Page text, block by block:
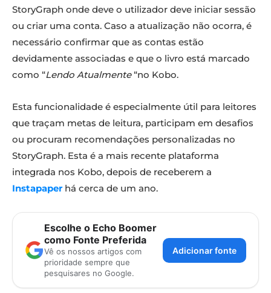
StoryGraph onde deve o utilizador deve iniciar sessão
ou criar uma conta. Caso a atualização não ocorra, é
necessário confirmar que as contas estão
devidamente associadas e que o livro está marcado
como “Lendo Atualmente“no Kobo.
Esta funcionalidade é especialmente útil para leitores
que traçam metas de leitura, participam em desafios
ou procuram recomendações personalizadas no
StoryGraph. Esta é a mais recente plataforma
integrada nos Kobo, depois de receberem a
Instapaperhá cerca de um ano.
Escolhe o Echo Boomer
como Fonte Preferida
Vê os nossos artigos com
prioridade sempre que
pesquisares no Google.
Adicionar fonte